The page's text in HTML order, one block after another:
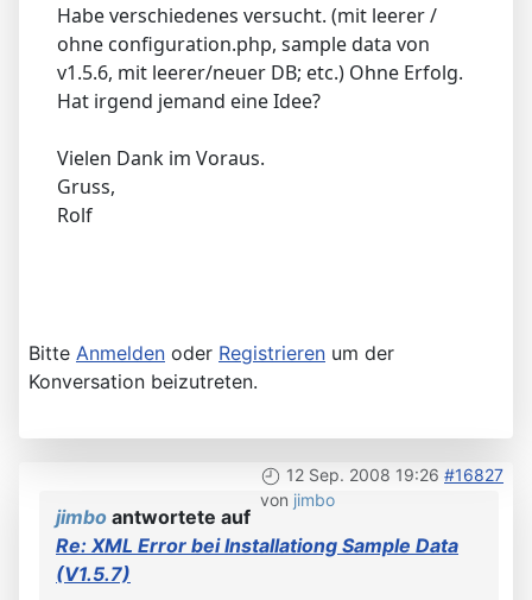
Habe verschiedenes versucht. (mit leerer /
ohne configuration.php, sample data von
v1.5.6, mit leerer/neuer DB; etc.) Ohne Erfolg.
Hat irgend jemand eine Idee?
Vielen Dank im Voraus.
Gruss,
Rolf
Bitte Anmelden oder Registrieren um der
Konversation beizutreten.
12 Sep. 2008 19:26 #16827
von jimbo
jimbo antwortete auf
Re: XML Error bei Installationg Sample Data
(V1.5.7)